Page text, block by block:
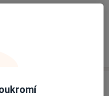
žádné informace o